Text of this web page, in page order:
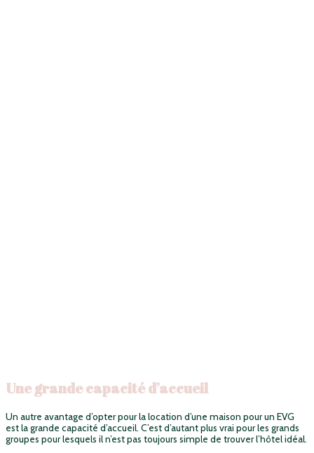
Une grande capacité d’accueil
Un autre avantage d’opter pour la location d’une maison pour un EVG
est la grande capacité d’accueil. C’est d’autant plus vrai pour les grands
groupes pour lesquels il n’est pas toujours simple de trouver l’hôtel idéal.